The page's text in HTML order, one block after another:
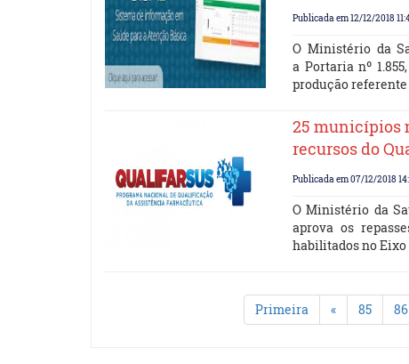
Publicada em 12/12/2018
O Ministério da
a Portaria nº
produção
25 municípios
recursos do
Publicada em 07/12/2018
O Ministério da
aprova os
habilitados no
Primeira « 85 86